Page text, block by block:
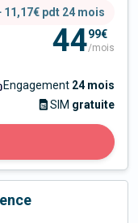
11,17€ pdt 24 mois
4499€
/mois
Engagement 24 mois
SIM gratuite